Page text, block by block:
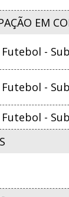
EM
-
-
-